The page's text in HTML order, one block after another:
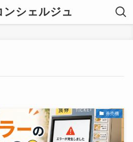
ンシェルジュ
券売機